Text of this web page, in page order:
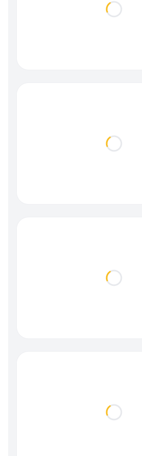
Loading...
Loading...
Loading...
Loading...